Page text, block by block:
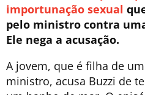
importunação sexual
pelo ministro contra
Ele nega a acusação.
A jovem, que é filha de
ministro, acusa Buzzi de